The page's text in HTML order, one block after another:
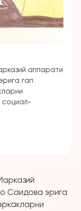
аппарати
гап
социал-
Саидова эрига